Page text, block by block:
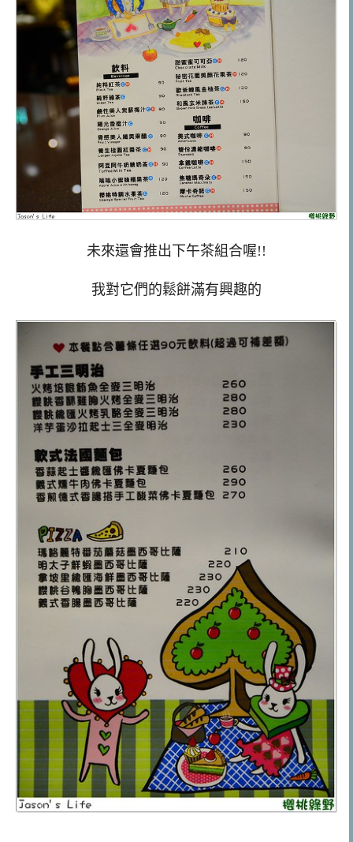
未來還會推出下午茶組合喔!!
我對它們的鬆餅滿有興趣的